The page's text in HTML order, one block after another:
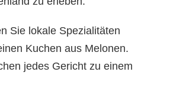
Sie lokale Spezialitäten
Kuchen aus Melonen.
jedes Gericht zu einem